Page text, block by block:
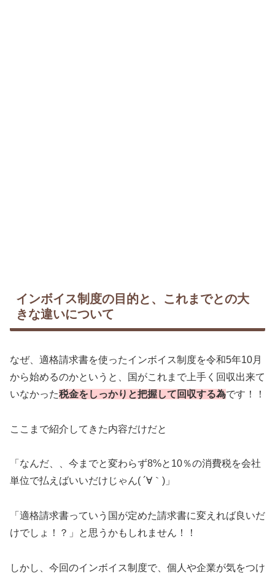
インボイス制度の目的と、これまでとの大
きな違いについて
なぜ、適格請求書を使ったインボイス制度を令和5年10月
から始めるのかというと、国がこれまで上手く回収出来て
いなかった税金をしっかりと把握して回収する為です！！
ここまで紹介してきた内容だけだと
「なんだ、、今までと変わらず8%と10％の消費税を会社
単位で払えばいいだけじゃん( ´∀｀)」
「適格請求書っていう国が定めた請求書に変えれば良いだ
けでしょ！？」と思うかもしれません！！
しかし、今回のインボイス制度で、個人や企業が気をつけ